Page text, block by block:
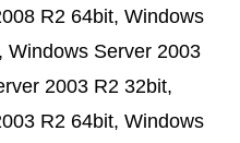
R2 64bit, Windows
Windows Server 2003
2003 R2 32bit,
R2 64bit, Windows